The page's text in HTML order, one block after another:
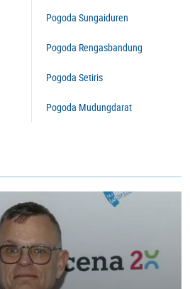
Pogoda Sungaiduren
Pogoda Rengasbandung
Pogoda Setiris
Pogoda Mudungdarat